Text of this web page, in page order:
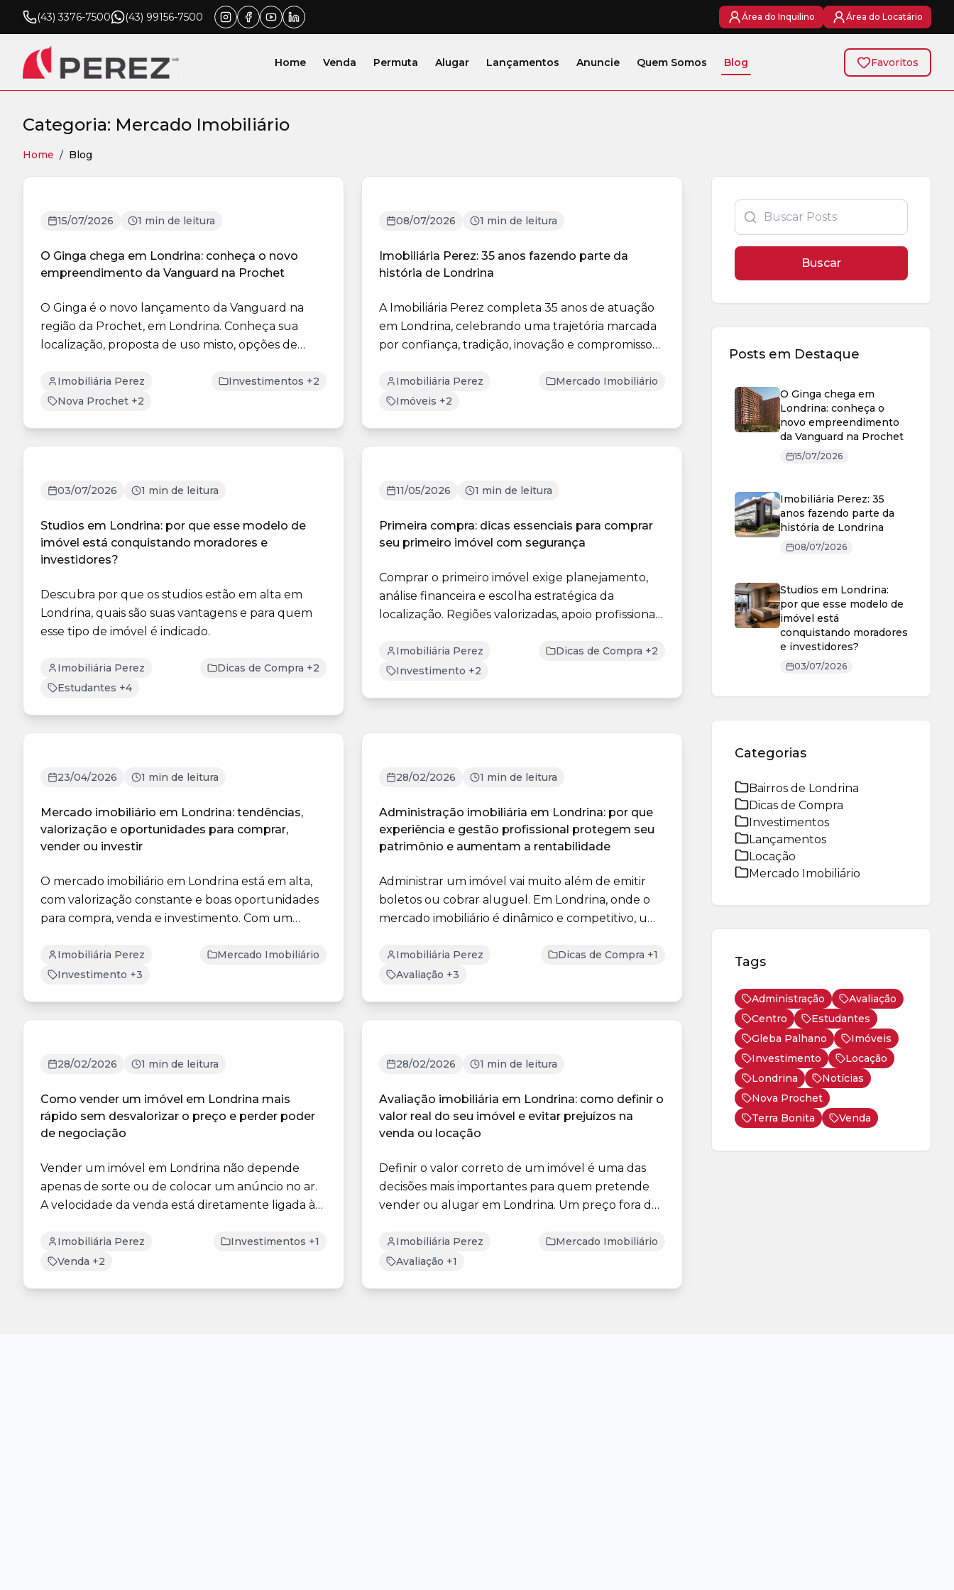
(43) 3376-7500 (43) 99156-7500 Área do Inquilino Área do Locatário
Home Venda Permuta Alugar Lançamentos Anuncie Quem Somos Blog Favoritos
Categoria: Mercado Imobiliário
Home / Blog
15/07/2026 1 min de leitura
O Ginga chega em Londrina: conheça o novo
empreendimento da Vanguard na Prochet
O Ginga é o novo lançamento da Vanguard na
região da Prochet, em Londrina. Conheça sua
localização, proposta de uso misto, opções de
Imobiliária Perez
Investimentos +2
Nova Prochet +2
08/07/2026 1 min de leitura
Imobiliária Perez: 35 anos fazendo parte da
história de Londrina
A Imobiliária Perez completa 35 anos de atuação
em Londrina, celebrando uma trajetória marcada
por confiança, tradição, inovação e compromisso
Imobiliária Perez
Mercado Imobiliário
Imóveis +2
03/07/2026 1 min de leitura
Studios em Londrina: por que esse modelo de
imóvel está conquistando moradores e
investidores?
Descubra por que os studios estão em alta em
Londrina, quais são suas vantagens e para quem
esse tipo de imóvel é indicado.
Imobiliária Perez
Dicas de Compra +2
Estudantes +4
11/05/2026 1 min de leitura
Primeira compra: dicas essenciais para comprar
seu primeiro imóvel com segurança
Comprar o primeiro imóvel exige planejamento,
análise financeira e escolha estratégica da
localização. Regiões valorizadas, apoio profissional
Imobiliária Perez
Dicas de Compra +2
Investimento +2
23/04/2026 1 min de leitura
Mercado imobiliário em Londrina: tendências,
valorização e oportunidades para comprar,
vender ou investir
O mercado imobiliário em Londrina está em alta,
com valorização constante e boas oportunidades
para compra, venda e investimento. Com um
Imobiliária Perez
Mercado Imobiliário
Investimento +3
28/02/2026 1 min de leitura
Administração imobiliária em Londrina: por que
experiência e gestão profissional protegem seu
patrimônio e aumentam a rentabilidade
Administrar um imóvel vai muito além de emitir
boletos ou cobrar aluguel. Em Londrina, onde o
mercado imobiliário é dinâmico e competitivo, uma
Imobiliária Perez
Dicas de Compra +1
Avaliação +3
28/02/2026 1 min de leitura
Como vender um imóvel em Londrina mais
rápido sem desvalorizar o preço e perder poder
de negociação
Vender um imóvel em Londrina não depende
apenas de sorte ou de colocar um anúncio no ar.
A velocidade da venda está diretamente ligada à
Imobiliária Perez
Investimentos +1
Venda +2
28/02/2026 1 min de leitura
Avaliação imobiliária em Londrina: como definir o
valor real do seu imóvel e evitar prejuízos na
venda ou locação
Definir o valor correto de um imóvel é uma das
decisões mais importantes para quem pretende
vender ou alugar em Londrina. Um preço fora da
Imobiliária Perez
Mercado Imobiliário
Avaliação +1
Buscar
Posts em Destaque
O Ginga chega em
Londrina: conheça o
novo empreendimento
da Vanguard na Prochet
15/07/2026
Imobiliária Perez: 35
anos fazendo parte da
história de Londrina
08/07/2026
Studios em Londrina:
por que esse modelo de
imóvel está
conquistando moradores
e investidores?
03/07/2026
Categorias
Bairros de Londrina
Dicas de Compra
Investimentos
Lançamentos
Locação
Mercado Imobiliário
Tags
Administração
Avaliação
Centro
Estudantes
Gleba Palhano
Imóveis
Investimento
Locação
Londrina
Notícias
Nova Prochet
Terra Bonita
Venda